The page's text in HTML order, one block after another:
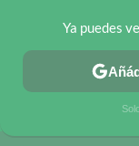
CHOLLOS TELEGRAM
Ya puedes